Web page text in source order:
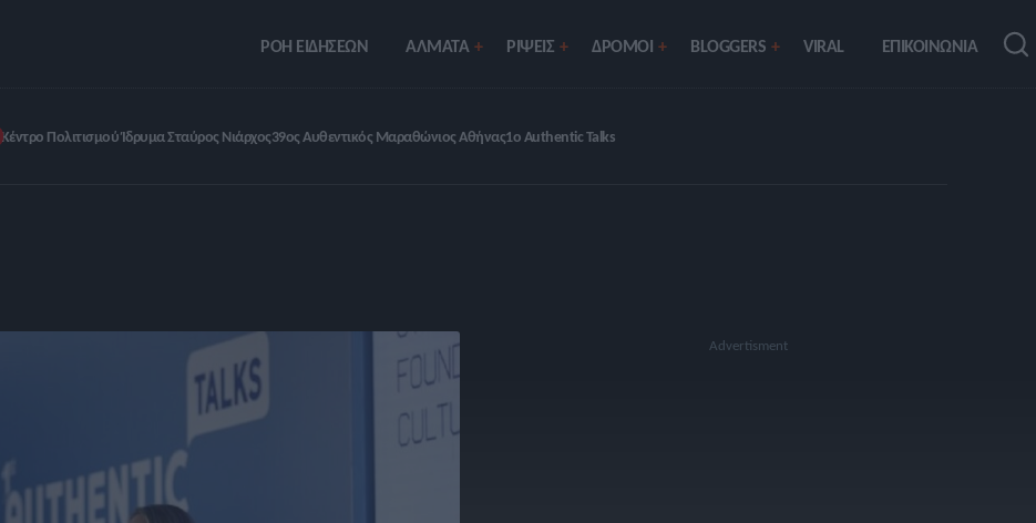
ΡΟΗ ΕΙΔΗΣΕΩΝ ΑΛΜΑΤΑ ΡIΨΕΙΣ ΔΡΟΜΟΙ BLOGGERS VIRAL ΕΠΙΚΟΙΝΩΝΙΑ
Κέντρο Πολιτισμού Ίδρυμα Σταύρος Νιάρχος39ος Αυθεντικός Μαραθώνιος Αθήνας1ο Authentic Talks